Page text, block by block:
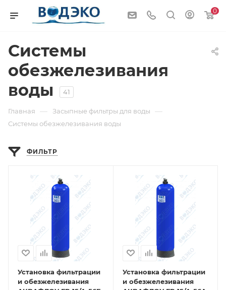
0
Системы
обезжелезивания
воды
41
Главная — Засыпные фильтры для воды —
Системы обезжелезивания воды
ФИЛЬТР
Установка фильтрации
и обезжелезивания
Установка фильтрации
и обезжелезивания